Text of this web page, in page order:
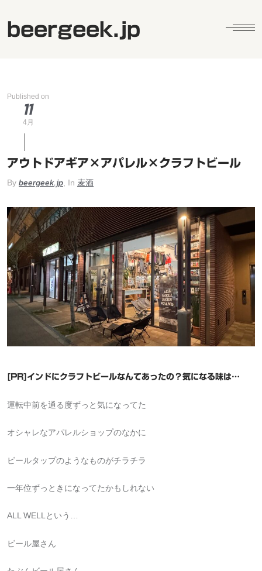
beergeek.jp
Published on
11
4月
アウトドアギア×アパレル×クラフトビール
By beergeek.jp , In 麦酒
[PR]インドにクラフトビールなんてあったの？気になる味は…
運転中前を通る度ずっと気になってた
オシャレなアパレルショップのなかに
ビールタップのようなものがチラチラ
一年位ずっときになってたかもしれない
ALL WELLという…
ビール屋さん